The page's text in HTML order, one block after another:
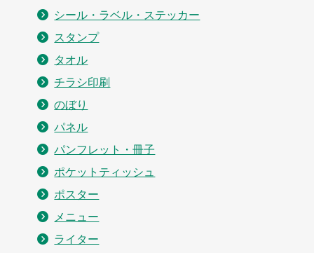
シール・ラベル・ステッカー
スタンプ
タオル
チラシ印刷
のぼり
パネル
パンフレット・冊子
ポケットティッシュ
ポスター
メニュー
ライター